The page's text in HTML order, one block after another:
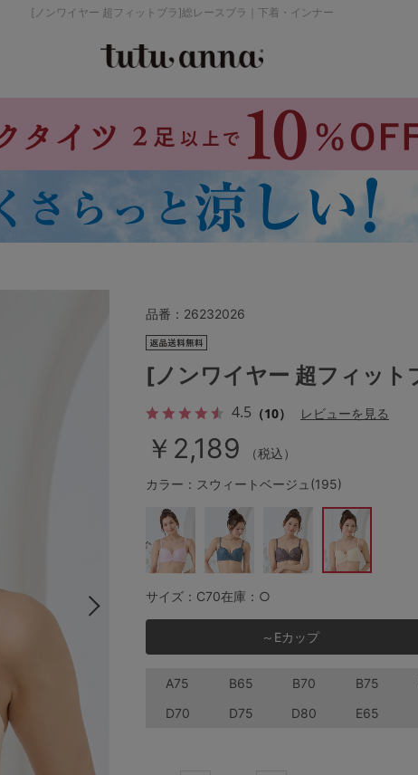
[ノンワイヤー 超フィットブラ]総レースブラ｜下着・インナー
パジャマ
ストッキング
価格帯から探す
～999円
2,000～2,999円
お気に入り
ランキング
高評価レビューアイテム
品番： 26232026
[ノンワイヤー 超フィット
4.5 （10） レビューを見る
￥2,189
（税込）
カラー：スウィートベージュ(195)
サイズ：C70在庫：○
～Eカップ
A75 B65 B70 B75
D70
D75 D80 E65